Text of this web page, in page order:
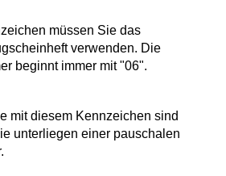
müssen Sie das
gscheinheft verwenden. Die
beginnt immer mit "06".
mit diesem Kennzeichen sind
unterliegen einer pauschalen